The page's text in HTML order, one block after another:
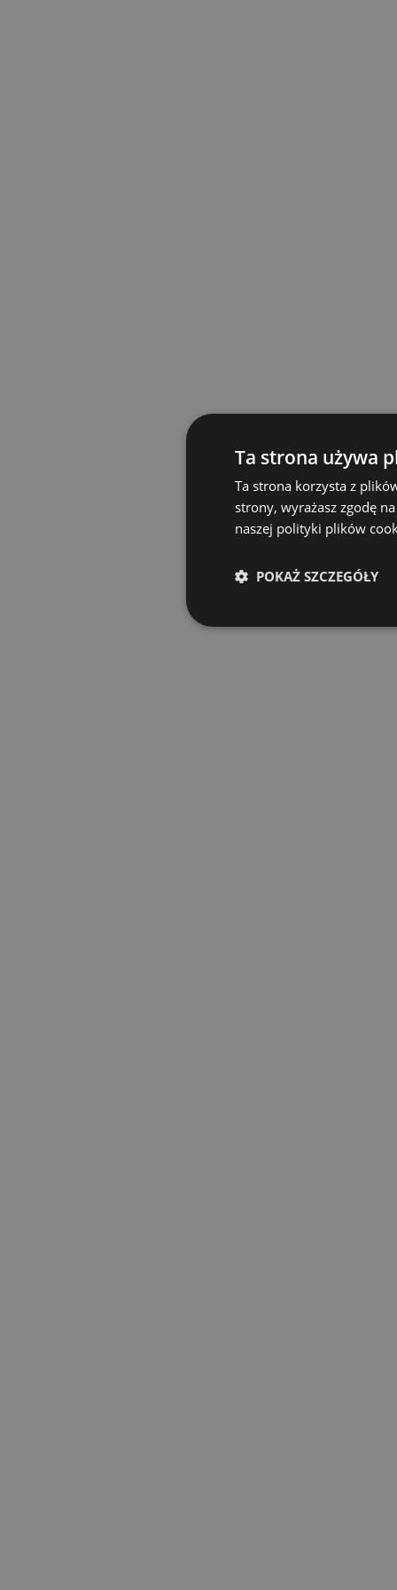
Ta strona używa
Ta strona korzysta z
strony, wyrażasz zgodę
naszej polityki plików
POKAŻ SZCZEGÓŁY